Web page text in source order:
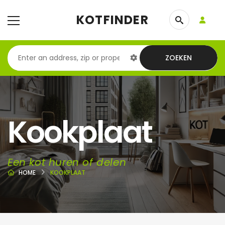
KOTFINDER
ZOEKEN
Kookplaat
Een kot huren of delen
HOME KOOKPLAAT